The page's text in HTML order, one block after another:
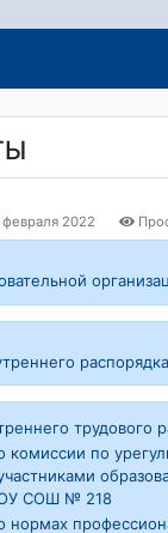
2022
трудового
комиссии по
СОШ № 218
нормах